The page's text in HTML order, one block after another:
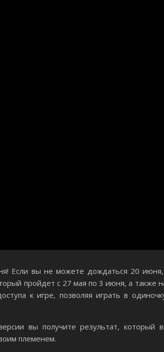
Если вы не можете дождаться 20
пройдет с 27 мая по 3 июня, а также
к игре, позволяя играть в
вы получите результат, который
племенем.